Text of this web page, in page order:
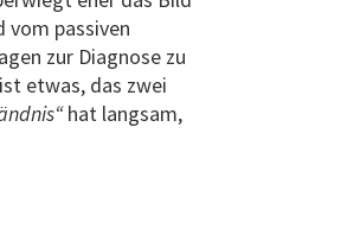
passiven
zur Diagnose zu
etwas, das zwei
hat langsam,